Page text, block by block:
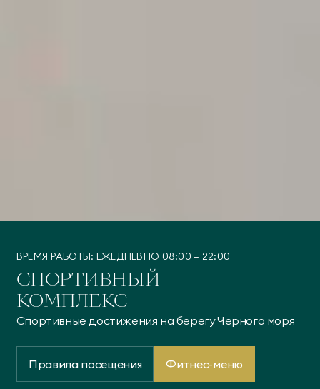
ВРЕМЯ РАБОТЫ: ЕЖЕДНЕВНО 08:00 – 22:00
СПОРТИВНЫЙ
КОМПЛЕКС
Спортивные достижения на берегу Черного моря
Правила посещения Фитнес-меню